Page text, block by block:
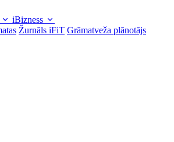
iBizness
Žurnāls iFiT Grāmatveža plānotājs